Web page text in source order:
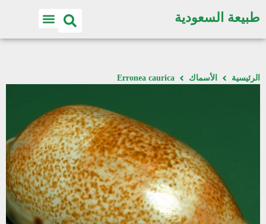
طبيعة السعودية
الرئيسية الأسماك Erronea caurica